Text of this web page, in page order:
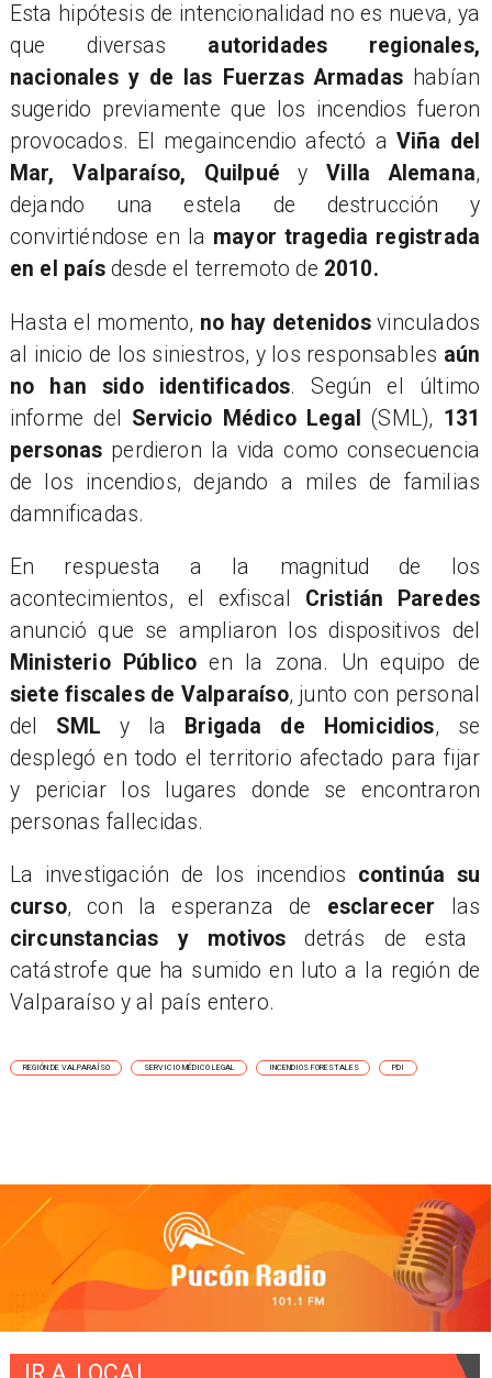
​Esta hipótesis de intencionalidad no es nueva, ya
que diversas autoridades regionales,
nacionales y de las Fuerzas Armadas habían
sugerido previamente que los incendios fueron
provocados. El megaincendio afectó a Viña del
Mar, Valparaíso, Quilpué yVilla Alemana,
dejando una estela de destrucción y
convirtiéndose en la mayor tragedia registrada
en el paísdesde el terremoto de 2010.
​Hasta el momento, no hay detenidosvinculados
al inicio de los siniestros, y los responsables aún
no han sido identificados. Según el último
informe del Servicio Médico Legal(SML), 131
personas perdieron la vida como consecuencia
de los incendios, dejando a miles de familias
damnificadas.
​En respuesta a la magnitud de los
acontecimientos, el exfiscal
Cristián Paredes
anunció que se ampliaron los dispositivos del
Ministerio Público en la zona. Un equipo de
siete fiscales de Valparaíso, junto con personal
del SML y la Brigada de Homicidios, se
desplegó en todo el territorio afectado para fijar
y periciar los lugares donde se encontraron
personas fallecidas.
​La investigación de los incendios continúa su
curso, con la esperanza de esclarecer
las
circunstancias y motivos detrás de esta
catástrofe que ha sumido en luto a la región de
Valparaíso y al país entero.
REGIÓN DE VALPARAÍSO SERVICIO MÉDICO LEGAL INCENDIOS FORESTALES PDI